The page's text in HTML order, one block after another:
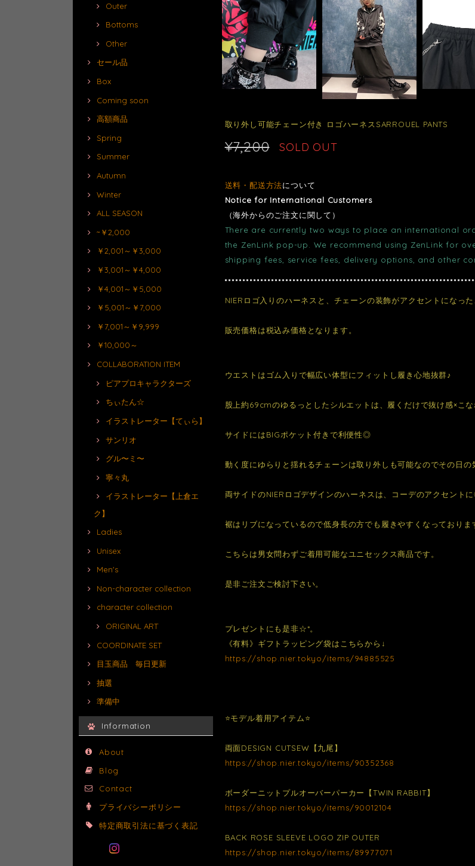
Outer
Bottoms
Other
セール品
Box
Coming soon
高額商品
Spring
Summer
Autumn
Winter
ALL SEASON
~￥2,000
￥2,001～￥3,000
￥3,001～￥4,000
￥4,001～￥5,000
￥5,001～￥7,000
￥7,001～￥9,999
￥10,000～
COLLABORATION ITEM
ピアプロキャラクターズ
ちぃたん☆
イラストレーター【てぃら】
サンリオ
グル〜ミ〜
寧々丸
イラストレーター【上倉エ
ク】
Ladies
Unisex
Men's
Non-character collection
character collection
ORIGINAL ART
COORDINATE SET
目玉商品 毎日更新
抽選
準備中
Information
About
Blog
Contact
プライバシーポリシー
特定商取引法に基づく表記
取り外し可能チェーン付き ロゴハーネスSARROUEL PANTS
¥7,200 SOLD OUT
送料・配送方法について
Notice for International Customers
（海外からのご注文に関して）
There are currently two ways to place an international
the ZenLink pop-up. We recommend using ZenLink for
shipping fees, service fees, delivery options, and other
NIERロゴ入りのハーネスと、チェーンの装飾がアクセントになっ
販売価格は税込み価格となります。
ウエストはゴム入りで幅広い体型にフィットし履き心地抜群♪
股上約69cmのゆるっとしたシルエットは、履くだけで抜け感×こな
サイドにはBIGポケット付きで利便性◎
動く度にゆらりと揺れるチェーンは取り外しも可能なのでその日
両サイドのNIERロゴデザインのハーネスは、コーデのアクセント
裾はリブになっているので低身長の方でも履きやすくなっており
こちらは男女問わずご着用可能なユニセックス商品です。
是非ご注文ご検討下さい。
プレゼントにも是非☆*。
《有料》ギフトラッピング袋はこちらから↓
https://shop.nier.tokyo/items/94885525
⭐️モデル着用アイテム⭐️
両面DESIGN CUTSEW【九尾】
https://shop.nier.tokyo/items/90352368
ボーダーニットプルオーバーパーカー【TWIN RABBIT】
https://shop.nier.tokyo/items/90012104
BACK ROSE SLEEVE LOGO ZIP OUTER
https://shop.nier.tokyo/items/89977071